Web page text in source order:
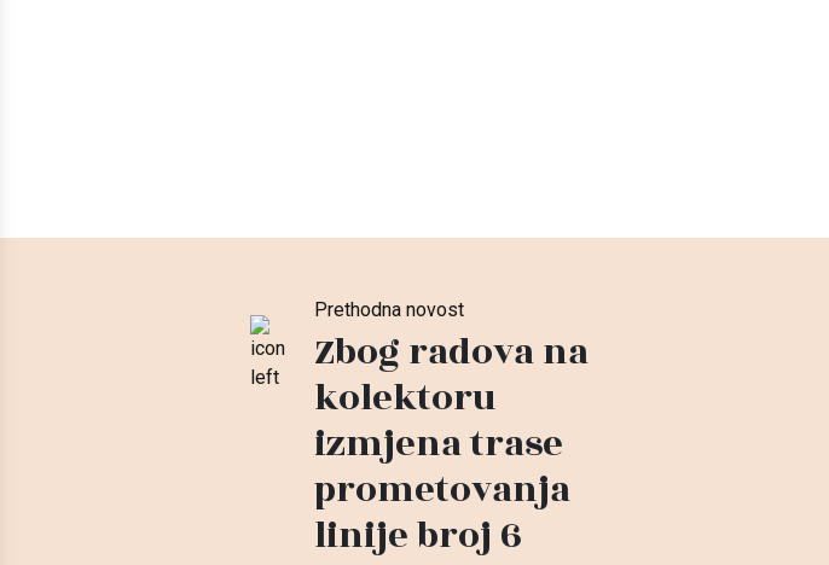
Prethodna novost
Zbog radova na
kolektoru
izmjena trase
prometovanja
linije broj 6